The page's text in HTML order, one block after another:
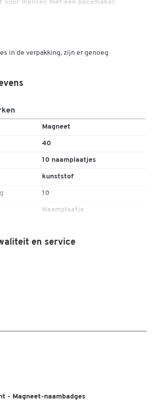
voor mensen met een pacemaker.
in de verpakking, zijn er genoeg
Magneet
40
10 naamplaatjes
kunststof
10
Naamplaatje
en service
- Magneet-naambadges
om in te zoomen